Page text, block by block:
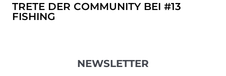
TRETE DER COMMUNITY BEI #13
FISHING
NEWSLETTER